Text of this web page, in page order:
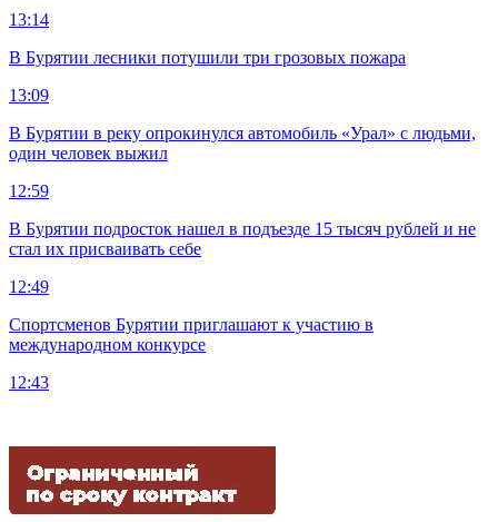
13:14
В Бурятии лесники потушили три грозовых пожара
13:09
В Бурятии в реку опрокинулся автомобиль «Урал» с людьми,
один человек выжил
12:59
В Бурятии подросток нашел в подъезде 15 тысяч рублей и не
стал их присваивать себе
12:49
Спортсменов Бурятии приглашают к участию в
международном конкурсе
12:43